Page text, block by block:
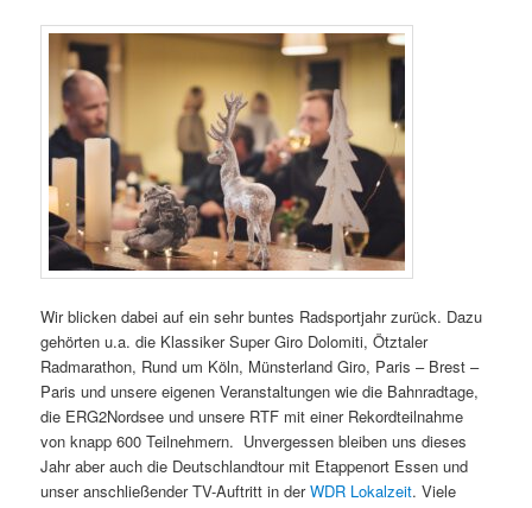
Wir blicken dabei auf ein sehr buntes Radsportjahr zurück. Dazu
gehörten u.a. die Klassiker Super Giro Dolomiti, Ötztaler
Radmarathon, Rund um Köln, Münsterland Giro, Paris – Brest –
Paris und unsere eigenen Veranstaltungen wie die Bahnradtage,
die ERG2Nordsee und unsere RTF mit einer Rekordteilnahme
von knapp 600 Teilnehmern. Unvergessen bleiben uns dieses
Jahr aber auch die Deutschlandtour mit Etappenort Essen und
unser anschließender TV-Auftritt in derWDR Lokalzeit. Viele